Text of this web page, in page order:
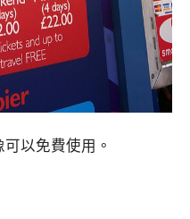
以免費使用。